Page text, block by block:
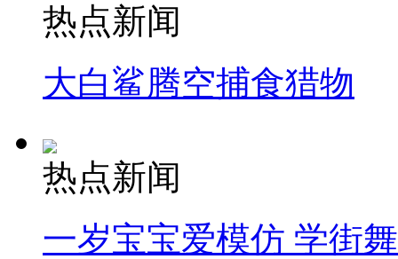
热点新闻
大白鲨腾空捕食猎物
热点新闻
一岁宝宝爱模仿 学街